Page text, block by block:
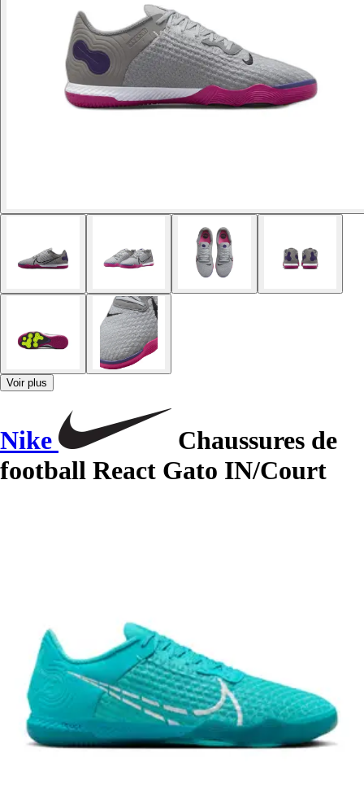
Voir plus
Nike
Chaussures de
football React Gato IN/Court